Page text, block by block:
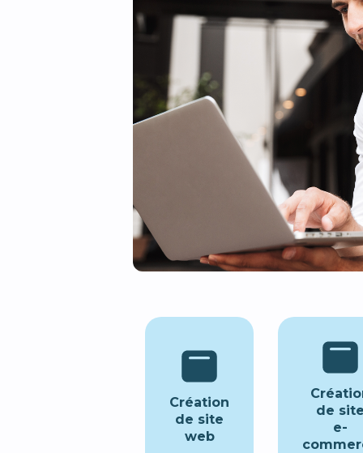
à Créteil
Nous proposons des stratégies
expériences digitales
commerçants, startups, artisans,
associations et artistes.
COMMENCER MON
Création
de site
web
de
e-